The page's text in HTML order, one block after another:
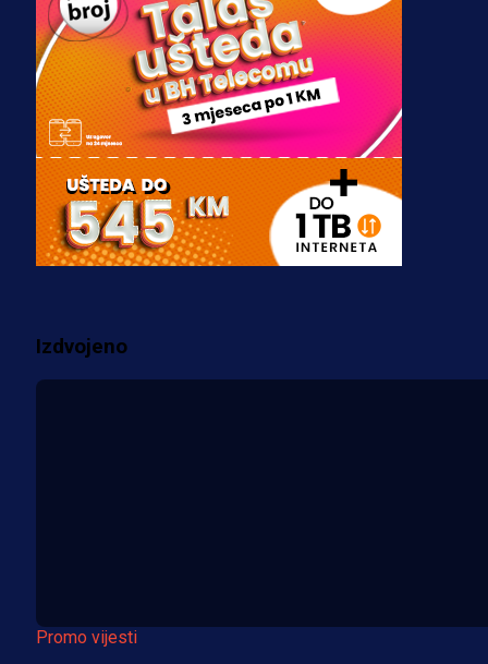
Zmajevi dobili veliko pojačanje:
Fudbaler Olympiacosa želi obući
dres BiH!
3 sedmica 4 dan
Premijer liga BiH
Misimović priveden: SIPA ga tereti
za pranje novca, pretresaju
prostorije FK Borac!
Više vijesti
Izdvojeno
Promo vijesti